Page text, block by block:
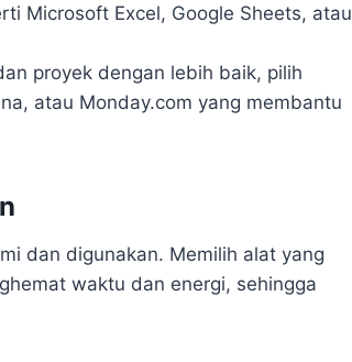
Microsoft Excel, Google Sheets, atau
proyek dengan lebih baik, pilih
atau Monday.com yang membantu
dan digunakan. Memilih alat yang
waktu dan energi, sehingga